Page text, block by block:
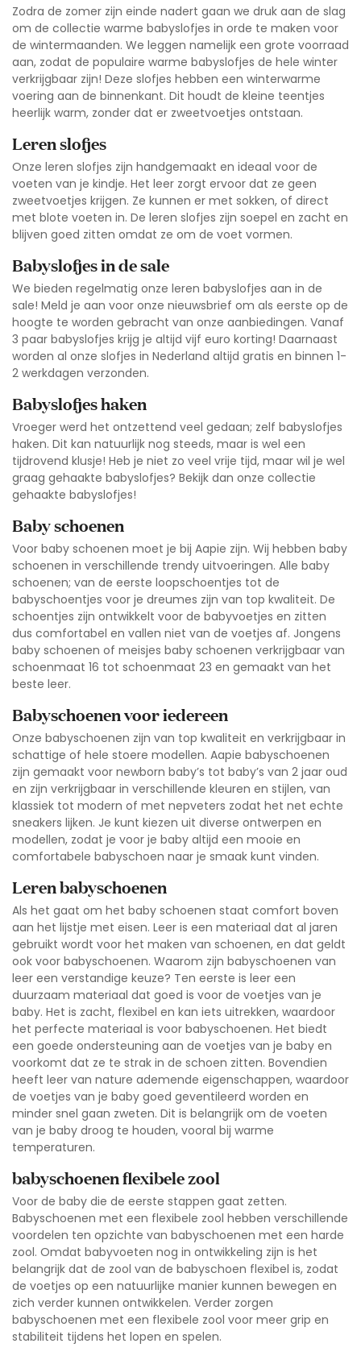
Zodra de zomer zijn einde nadert gaan we druk aan de slag
om de collectie warme babyslofjes in orde te maken voor
de wintermaanden. We leggen namelijk een grote voorraad
aan, zodat de populaire warme babyslofjes de hele winter
verkrijgbaar zijn! Deze slofjes hebben een winterwarme
voering aan de binnenkant. Dit houdt de kleine teentjes
heerlijk warm, zonder dat er zweetvoetjes ontstaan.
Leren slofjes
Onze leren slofjes zijn handgemaakt en ideaal voor de
voeten van je kindje. Het leer zorgt ervoor dat ze geen
zweetvoetjes krijgen. Ze kunnen er met sokken, of direct
met blote voeten in. De leren slofjes zijn soepel en zacht en
blijven goed zitten omdat ze om de voet vormen.
Babyslofjes in de sale
We bieden regelmatig onze leren babyslofjes aan in de
sale! Meld je aan voor onze nieuwsbrief om als eerste op de
hoogte te worden gebracht van onze aanbiedingen. Vanaf
3 paar babyslofjes krijg je altijd vijf euro korting! Daarnaast
worden al onze slofjes in Nederland altijd gratis en binnen 1-
2 werkdagen verzonden.
Babyslofjes haken
Vroeger werd het ontzettend veel gedaan; zelf babyslofjes
haken. Dit kan natuurlijk nog steeds, maar is wel een
tijdrovend klusje! Heb je niet zo veel vrije tijd, maar wil je wel
graag gehaakte babyslofjes? Bekijk dan onze collectie
gehaakte babyslofjes!
Baby schoenen
Voor baby schoenen moet je bij Aapie zijn. Wij hebben baby
schoenen in verschillende trendy uitvoeringen. Alle baby
schoenen; van de eerste loopschoentjes tot de
babyschoentjes voor je dreumes zijn van top kwaliteit. De
schoentjes zijn ontwikkelt voor de babyvoetjes en zitten
dus comfortabel en vallen niet van de voetjes af. Jongens
baby schoenen of meisjes baby schoenen verkrijgbaar van
schoenmaat 16 tot schoenmaat 23 en gemaakt van het
beste leer.
Babyschoenen voor iedereen
Onze babyschoenen zijn van top kwaliteit en verkrijgbaar in
schattige of hele stoere modellen. Aapie babyschoenen
zijn gemaakt voor newborn baby’s tot baby’s van 2 jaar oud
en zijn verkrijgbaar in verschillende kleuren en stijlen, van
klassiek tot modern of met nepveters zodat het net echte
sneakers lijken. Je kunt kiezen uit diverse ontwerpen en
modellen, zodat je voor je baby altijd een mooie en
comfortabele babyschoen naar je smaak kunt vinden.
Leren babyschoenen
Als het gaat om het baby schoenen staat comfort boven
aan het lijstje met eisen. Leer is een materiaal dat al jaren
gebruikt wordt voor het maken van schoenen, en dat geldt
ook voor babyschoenen. Waarom zijn babyschoenen van
leer een verstandige keuze? Ten eerste is leer een
duurzaam materiaal dat goed is voor de voetjes van je
baby. Het is zacht, flexibel en kan iets uitrekken, waardoor
het perfecte materiaal is voor babyschoenen. Het biedt
een goede ondersteuning aan de voetjes van je baby en
voorkomt dat ze te strak in de schoen zitten. Bovendien
heeft leer van nature ademende eigenschappen, waardoor
de voetjes van je baby goed geventileerd worden en
minder snel gaan zweten. Dit is belangrijk om de voeten
van je baby droog te houden, vooral bij warme
temperaturen.
babyschoenen flexibele zool
Voor de baby die de eerste stappen gaat zetten.
Babyschoenen met een flexibele zool hebben verschillende
voordelen ten opzichte van babyschoenen met een harde
zool. Omdat babyvoeten nog in ontwikkeling zijn is het
belangrijk dat de zool van de babyschoen flexibel is, zodat
de voetjes op een natuurlijke manier kunnen bewegen en
zich verder kunnen ontwikkelen. Verder zorgen
babyschoenen met een flexibele zool voor meer grip en
stabiliteit tijdens het lopen en spelen.